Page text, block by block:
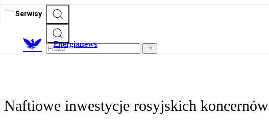
Serwisy
Energianews
Naftiowe inwestycje rosyjskich koncernów